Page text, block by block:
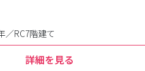
／RC7階建て
詳細を見る